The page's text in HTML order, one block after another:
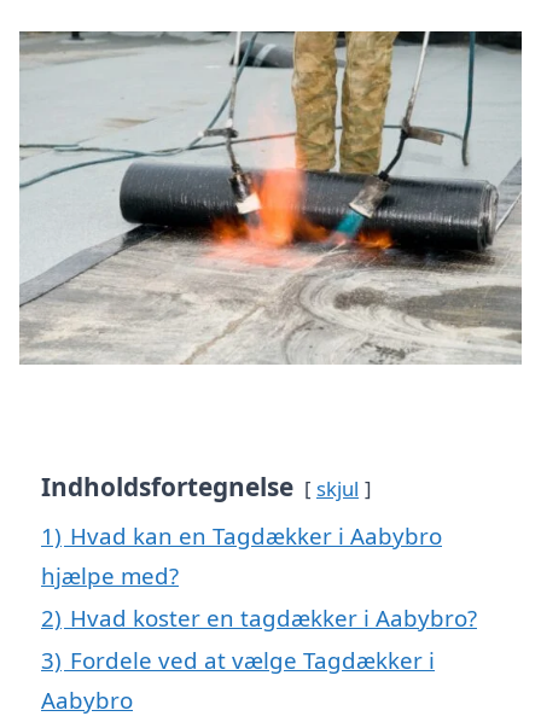
Indholdsfortegnelse skjul
1) Hvad kan en Tagdækker i Aabybro
hjælpe med?
2) Hvad koster en tagdækker i Aabybro?
3) Fordele ved at vælge Tagdækker i
Aabybro